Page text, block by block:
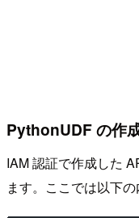
PythonUDF の作
IAM 認証で作成した
ます。ここでは以下